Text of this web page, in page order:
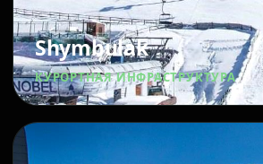
Shymbulak
КУРОРТНАЯ ИНФРАСТРУКТУРА